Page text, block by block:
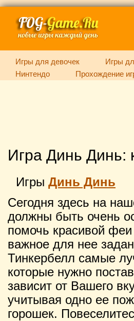
Игры для девочек Игры
Нинтендо
Прохождение
Игра Динь Динь:
Игры Динь Динь
Сегодня здесь на
должны быть очень
помочь красивой
важное для нее
Тинкербелл самые
которые нужно
зависит от Вашего
учитывая одно ее
горошек.